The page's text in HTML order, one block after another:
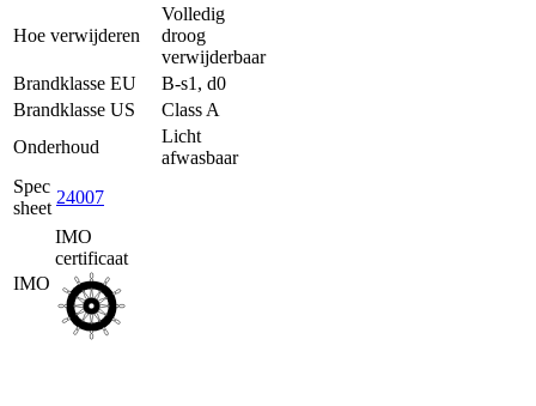
Hoe verwijderen
Volledig
droog
verwijderbaar
Brandklasse EU
B-s1, d0
Brandklasse US
Class A
Onderhoud
Licht
afwasbaar
Spec
sheet
24007
IMO
IMO
certificaat